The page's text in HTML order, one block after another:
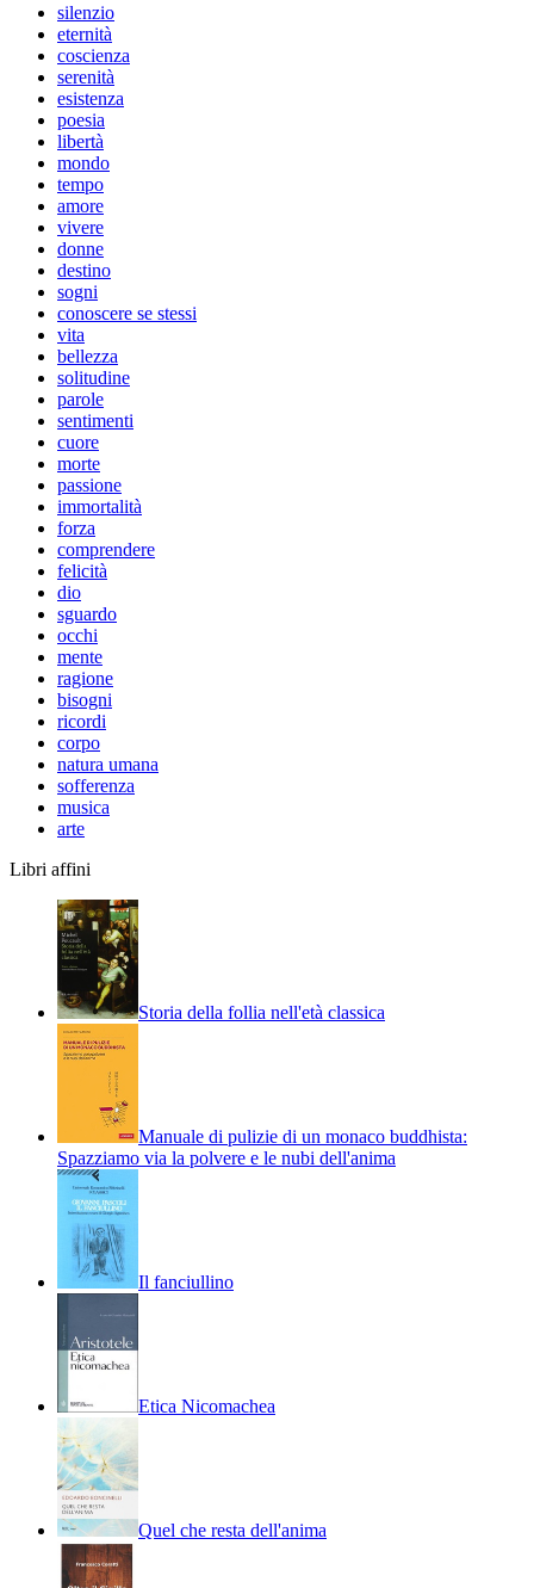
silenzio
eternità
coscienza
serenità
esistenza
poesia
libertà
mondo
tempo
amore
vivere
donne
destino
sogni
conoscere se stessi
vita
bellezza
solitudine
parole
sentimenti
cuore
morte
passione
immortalità
forza
comprendere
felicità
dio
sguardo
occhi
mente
ragione
bisogni
ricordi
corpo
natura umana
sofferenza
musica
arte
Libri affini
Storia della follia nell'età classica
Manuale di pulizie di un monaco buddhista:
Spazziamo via la polvere e le nubi dell'anima
Il fanciullino
Etica Nicomachea
Quel che resta dell'anima